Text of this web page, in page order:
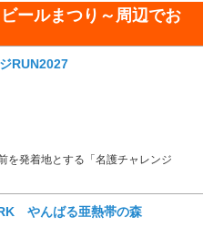
ールまつり～周辺でお
RUN2027
を発着地とする「名護チャレンジ
やんばる亜熱帯の森